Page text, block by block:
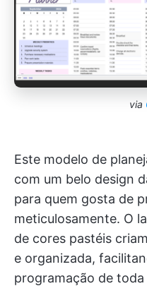
via
Este modelo de
com um belo design
para quem gosta de
meticulosamente. O
de cores pastéis
e organizada,
programação de toda